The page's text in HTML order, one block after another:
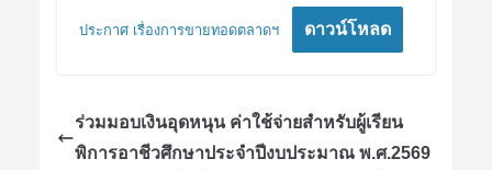
ประกาศ เรื่องการขายทอดตลาดฯ ดาวน์โหลด
ร่วมมอบเงินอุดหนุน ค่าใช้จ่ายสำหรับผู้เรียน
พิการอาชีวศึกษาประจำปีงบประมาณ พ.ศ.2569